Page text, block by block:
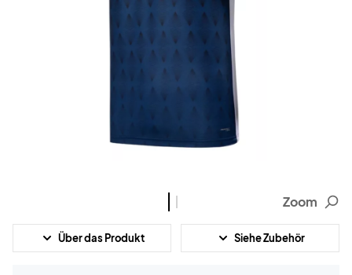
Zoom
Über das Produkt Siehe Zubehör